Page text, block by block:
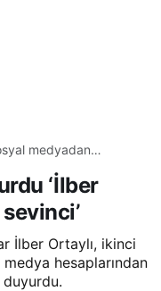
medyadan
torun sevinci’
‘İlber
İlber Ortaylı, ikinci
medya hesaplarından